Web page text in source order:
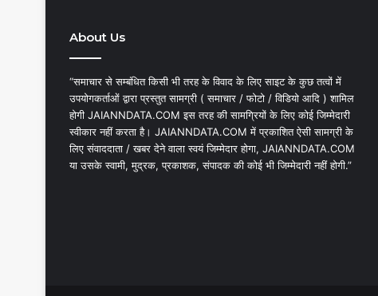
About Us
“समाचार से सम्बंधित किसी भी तरह के विवाद के लिए साइट के कुछ तत्वों में
उपयोगकर्ताओं द्वारा प्रस्तुत सामग्री ( समाचार / फोटो / विडियो आदि ) शामिल
होगी JAIANNDATA.COM इस तरह की सामग्रियों के लिए कोई जिम्मेदारी
स्वीकार नहीं करता है। JAIANNDATA.COM में प्रकाशित ऐसी सामग्री के
लिए संवाददाता / खबर देने वाला स्वयं जिम्मेदार होगा, JAIANNDATA.COM
या उसके स्वामी, मुद्रक, प्रकाशक, संपादक की कोई भी जिम्मेदारी नहीं होगी.”